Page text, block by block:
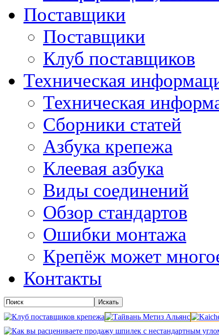
Поставщики
Поставщики
Клуб поставщиков
Техническая
Техническая
Сборники статей
Азбука крепежа
Клеевая азбука
Виды соединений
Обзор стандартов
Ошибки монтажа
Крепёж может
Контакты